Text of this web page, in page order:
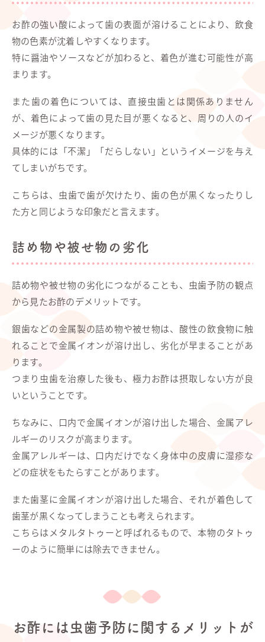
お酢の強い酸によって歯の表面が溶けることにより、飲食
物の色素が沈着しやすくなります。
特に醤油やソースなどが加わると、着色が進む可能性が高
まります。
また歯の着色については、直接虫歯とは関係ありません
が、着色によって歯の見た目が悪くなると、周りの人のイ
メージが悪くなります。
具体的には「不潔」「だらしない」というイメージを与え
てしまいがちです。
こちらは、虫歯で歯が欠けたり、歯の色が黒くなったりし
た方と同じような印象だと言えます。
詰め物や被せ物の劣化
詰め物や被せ物の劣化につながることも、虫歯予防の観点
から見たお酢のデメリットです。
銀歯などの金属製の詰め物や被せ物は、酸性の飲食物に触
れることで金属イオンが溶け出し、劣化が早まることがあ
ります。
つまり虫歯を治療した後も、極力お酢は摂取しない方が良
いということです。
ちなみに、口内で金属イオンが溶け出した場合、金属アレ
ルギーのリスクが高まります。
金属アレルギーは、口内だけでなく身体中の皮膚に湿疹な
どの症状をもたらすことがあります。
また歯茎に金属イオンが溶け出した場合、それが着色して
歯茎が黒くなってしまうことも考えられます。
こちらはメタルタトゥーと呼ばれるもので、本物のタトゥ
ーのように簡単には除去できません。
お酢には虫歯予防に関するメリットが